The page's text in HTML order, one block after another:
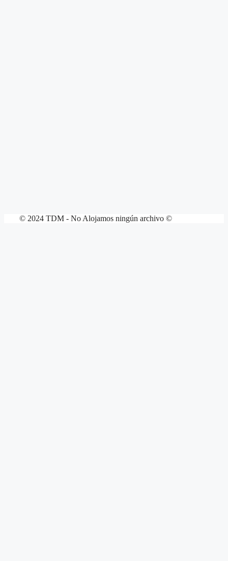
© 2024 TDM - No Alojamos ningún archivo ©